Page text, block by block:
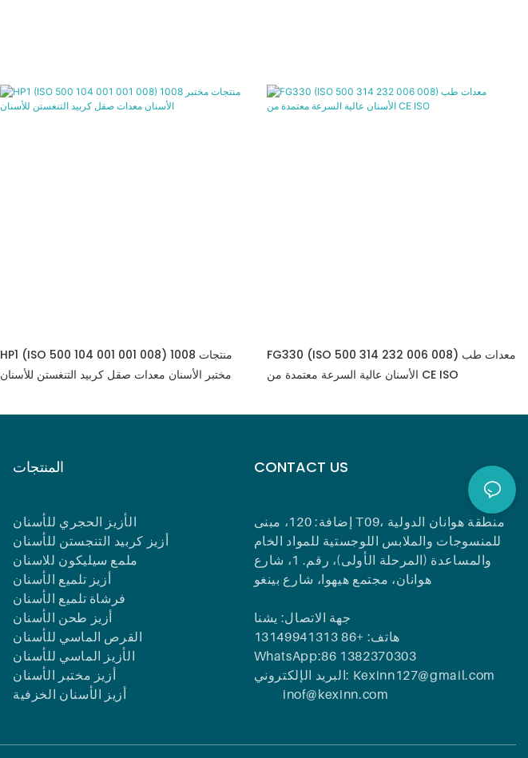
HP1 (ISO 500 104 001 001 008) 1008 منتجات
مختبر الأسنان معدات صقل كربيد التنغستن للأسنان
FG330 (ISO 500 314 232 006 008) معدات طب
الأسنان عالية السرعة معتمدة من CE ISO
المنتجات
الأزيز الحجري للأسنان
أزيز كربيد التنجستن للأسنان
ملمع سيليكون للاسنان
أزيز تلميع الأسنان
فرشاة تلميع الأسنان
أزيز طحن الأسنان
القرص الماسي للأسنان
الأزيز الماسي للأسنان
أزيز مختبر الأسنان
أزيز الأسنان الخزفية
CONTACT US
إضافة: 120، مبنى T09، منطقة هوانان الدولية
للمنسوجات والملابس اللوجستية للمواد الخام
والمساعدة (المرحلة الأولى)، رقم. 1، شارع
هوانان، مجتمع هيهوا، شارع بينغو
جهة الاتصال: يشنا
هاتف: +86 13149941313
WhatsApp:86 1382370303
البريد الإلكتروني: Kexinn127@gmail.com
inof@kexinn.com